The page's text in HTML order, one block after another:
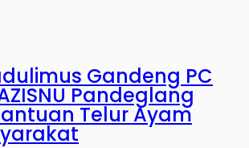
Gandeng PC
Pandeglang
Telur Ayam